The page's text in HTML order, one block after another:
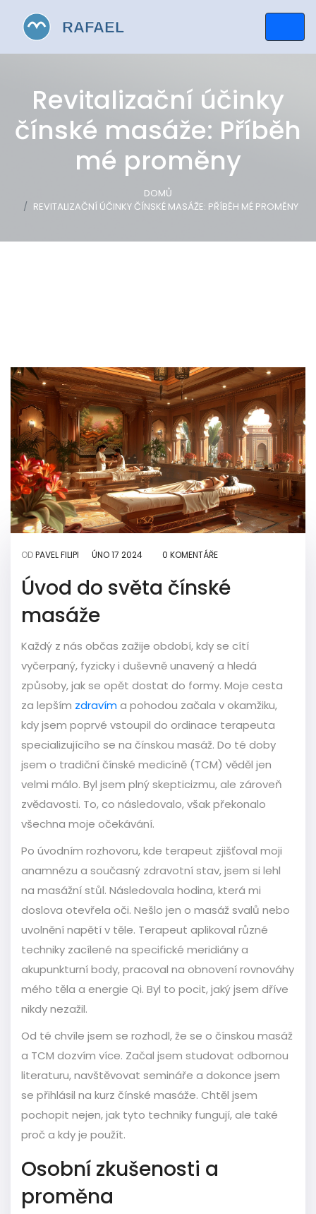
Revitalizační účinky
čínské masáže: Příběh
mé proměny
DOMŮ
REVITALIZAČNÍ ÚČINKY ČÍNSKÉ MASÁŽE: PŘÍBĚH MÉ PROMĚNY
ODPAVEL FILIPI ÚNO 17 2024 0 KOMENTÁŘE
Úvod do světa čínské
masáže
Každý z nás občas zažije období, kdy se cítí
vyčerpaný, fyzicky i duševně unavený a hledá
způsoby, jak se opět dostat do formy. Moje cesta
za lepším zdravíma pohodou začala v okamžiku,
kdy jsem poprvé vstoupil do ordinace terapeuta
specializujícího se na čínskou masáž. Do té doby
jsem o tradiční čínské medicíně (TCM) věděl jen
velmi málo. Byl jsem plný skepticizmu, ale zároveň
zvědavosti. To, co následovalo, však překonalo
všechna moje očekávání.
Po úvodním rozhovoru, kde terapeut zjišťoval moji
anamnézu a současný zdravotní stav, jsem si lehl
na masážní stůl. Následovala hodina, která mi
doslova otevřela oči. Nešlo jen o masáž svalů nebo
uvolnění napětí v těle. Terapeut aplikoval různé
techniky zacílené na specifické meridiány a
akupunkturní body, pracoval na obnovení rovnováhy
mého těla a energie Qi. Byl to pocit, jaký jsem dříve
nikdy nezažil.
Od té chvíle jsem se rozhodl, že se o čínskou masáž
a TCM dozvím více. Začal jsem studovat odbornou
literaturu, navštěvovat semináře a dokonce jsem
se přihlásil na kurz čínské masáže. Chtěl jsem
pochopit nejen, jak tyto techniky fungují, ale také
proč a kdy je použít.
Osobní zkušenosti a
proměna